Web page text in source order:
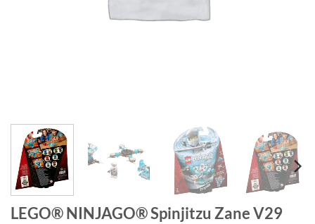
LEGO® NINJAGO® Spinjitzu Zane V29